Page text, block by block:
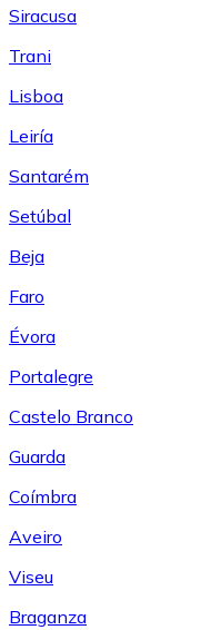
Siracusa
Trani
Lisboa
Leiría
Santarém
Setúbal
Beja
Faro
Évora
Portalegre
Castelo Branco
Guarda
Coímbra
Aveiro
Viseu
Braganza